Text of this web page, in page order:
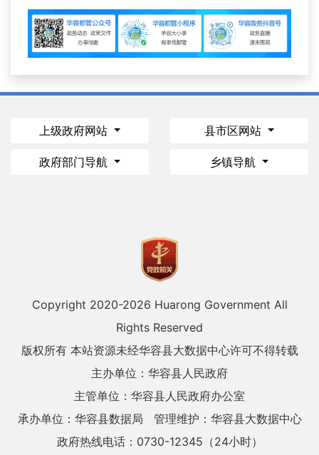
上级政府网站 县市区网站
政府部门导航 乡镇导航
Copyright 2020-2026 Huarong Government All
Rights Reserved
版权所有 本站资源未经华容县大数据中心许可不得转载
主办单位：华容县人民政府
主管单位：华容县人民政府办公室
承办单位：华容县数据局
管理维护：华容县大数据中心
政府热线电话：0730-12345（24小时）